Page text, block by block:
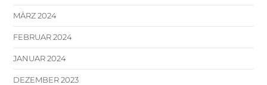
MÄRZ 2024
FEBRUAR 2024
JANUAR 2024
DEZEMBER 2023